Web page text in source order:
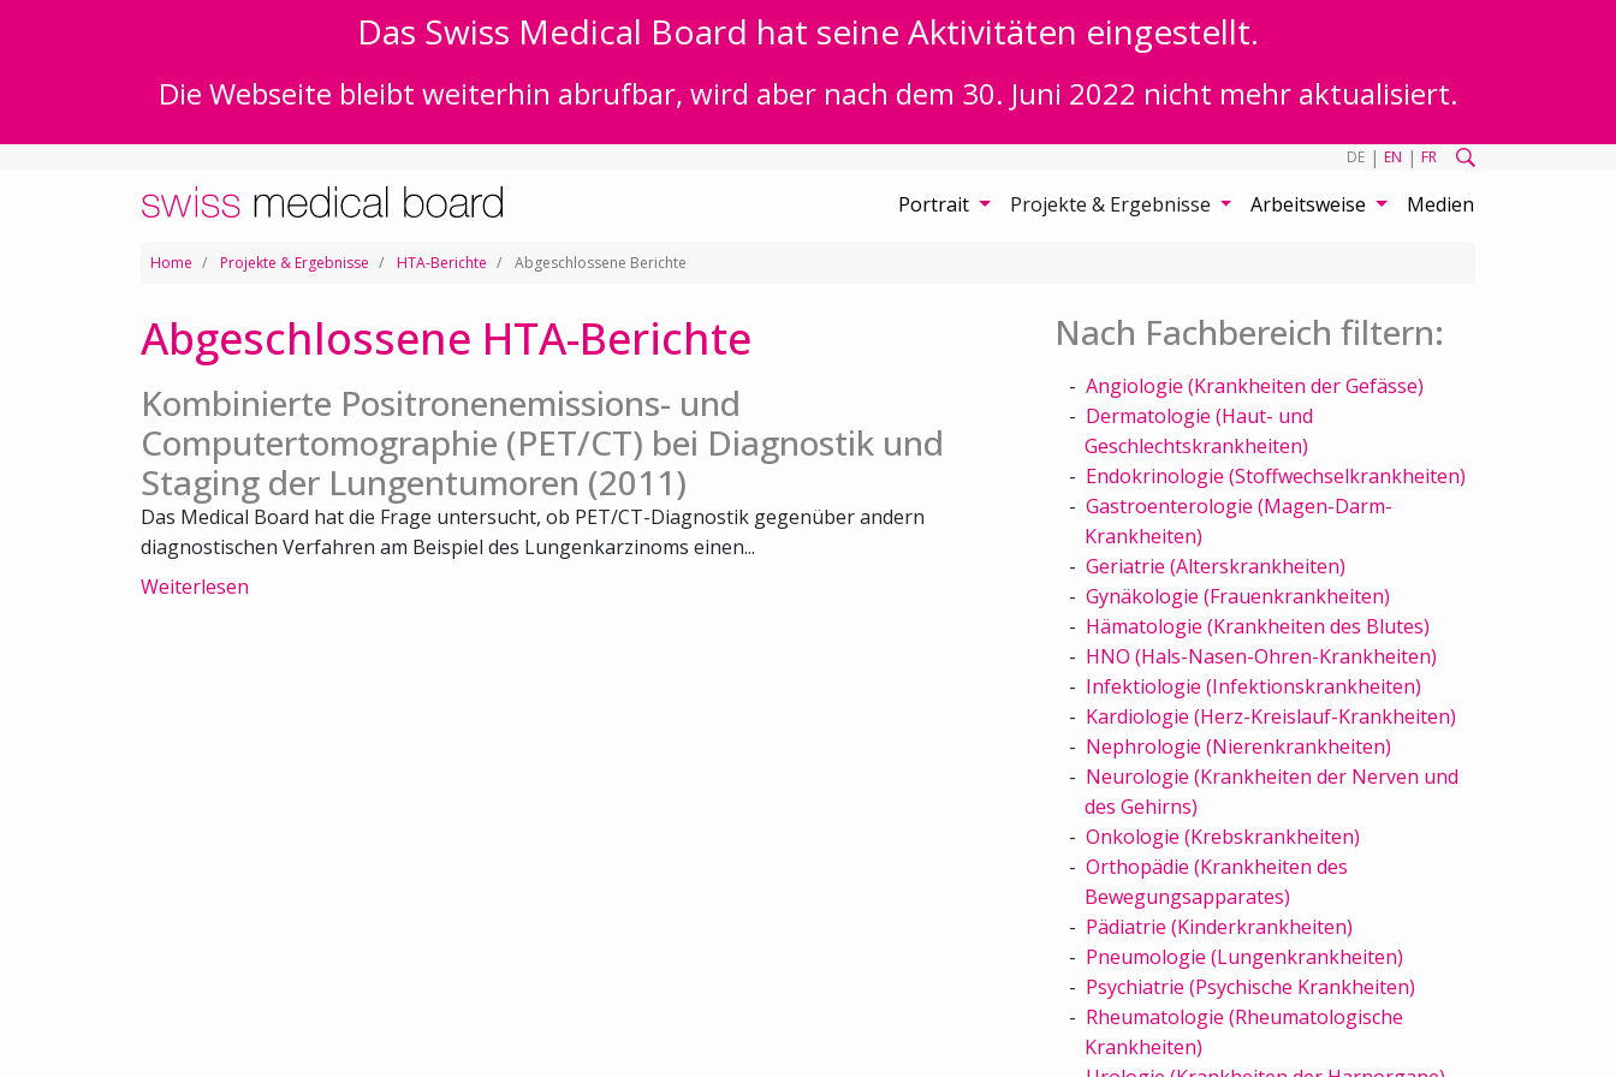
Das Swiss Medical Board hat seine Aktivitäten eingestellt.
Die Webseite bleibt weiterhin abrufbar, wird aber nach dem 30. Juni 2022 nicht mehr aktualisiert.
DE | EN | FR
Portrait Projekte & Ergebnisse Arbeitsweise Medien
Home Projekte & Ergebnisse HTA-Berichte Abgeschlossene Berichte
Abgeschlossene HTA-Berichte
Kombinierte Positronenemissions- und
Computertomographie (PET/CT) bei Diagnostik und
Staging der Lungentumoren (2011)
Das Medical Board hat die Frage untersucht, ob PET/CT-Diagnostik gegenüber andern
diagnostischen Verfahren am Beispiel des Lungenkarzinoms einen...
Weiterlesen
Nach Fachbereich filtern:
Angiologie (Krankheiten der Gefässe)
Dermatologie (Haut- und
Geschlechtskrankheiten)
Endokrinologie (Stoffwechselkrankheiten)
Gastroenterologie (Magen-Darm-
Krankheiten)
Geriatrie (Alterskrankheiten)
Gynäkologie (Frauenkrankheiten)
Hämatologie (Krankheiten des Blutes)
HNO (Hals-Nasen-Ohren-Krankheiten)
Infektiologie (Infektionskrankheiten)
Kardiologie (Herz-Kreislauf-Krankheiten)
Nephrologie (Nierenkrankheiten)
Neurologie (Krankheiten der Nerven und
des Gehirns)
Onkologie (Krebskrankheiten)
Orthopädie (Krankheiten des
Bewegungsapparates)
Pädiatrie (Kinderkrankheiten)
Pneumologie (Lungenkrankheiten)
Psychiatrie (Psychische Krankheiten)
Rheumatologie (Rheumatologische
Krankheiten)